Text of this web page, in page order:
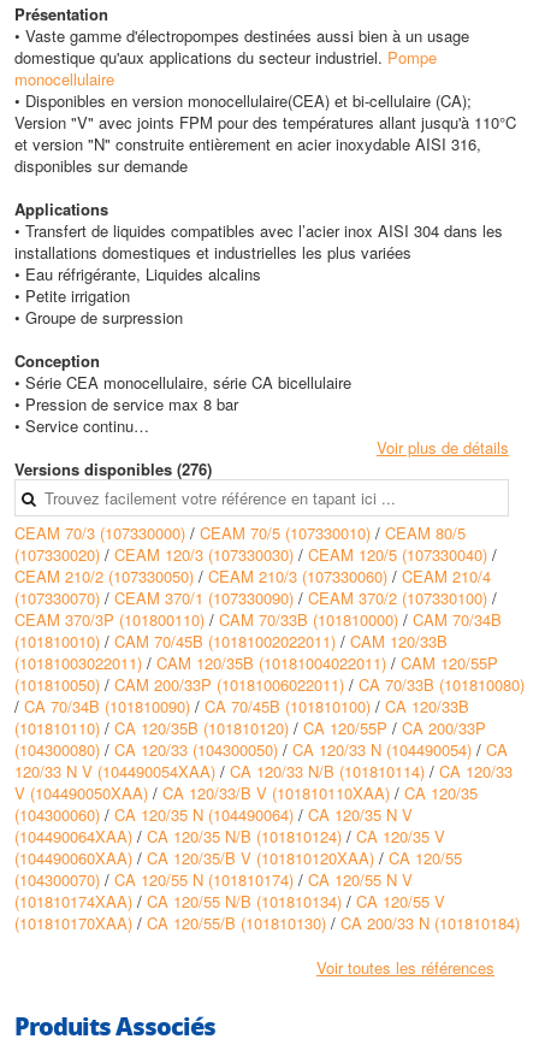
Présentation
• Vaste gamme d'électropompes destinées aussi bien à un usage
domestique qu'aux applications du secteur industriel. Pompe
monocellulaire
• Disponibles en version monocellulaire(CEA) et bi-cellulaire (CA);
Version "V" avec joints FPM pour des températures allant jusqu'à 110°C
et version "N" construite entièrement en acier inoxydable AISI 316,
disponibles sur demande
Applications
• Transfert de liquides compatibles avec l’acier inox AISI 304 dans les
installations domestiques et industrielles les plus variées
• Eau réfrigérante, Liquides alcalins
• Petite irrigation
• Groupe de surpression
Conception
• Série CEA monocellulaire, série CA bicellulaire
• Pression de service max 8 bar
• Service continu
• Température du liquide pompé de -10°C à 85°C (pour température
jusqu’à 110°C, utilisez les versions CEA-V et CA-V équipées de joints
OR en FPM)
• Moteur fermé avec ventilation externe, carcasse en alliage d’aluminium
• Versions:
- Monophasée 220-240 V 50 Hz. Condensateur et protection thermique
incorporés jusqu’à 1,5 kW
- Triphasée 220-240/380-415 V 50 Hz, protection à prévoir par l’utilisateur
• Puissances jusqu’à 3 kW
• Isolation Classe F
• Protection IP55
Caractéristiques techniques
• Alimentation : mono et triphasé 50 et 60 Hz
• Puissance : de 0,37 kW jusqu’à 3,00 kW
• Pression de service max: 8,0 bar
• Température du liquide de -10,0°C à 110,0°C
• Hauteur max (HMT) : 62 m
• Débit max : 31 m3/h
Voir plus de détails
Versions disponibles (276)
CEAM 70/3 (107330000) / CEAM 70/5 (107330010) / CEAM 80/5
(107330020) / CEAM 120/3 (107330030) / CEAM 120/5 (107330040) /
CEAM 210/2 (107330050) / CEAM 210/3 (107330060) / CEAM 210/4
(107330070) / CEAM 370/1 (107330090) / CEAM 370/2 (107330100) /
CEAM 370/3P (101800110) / CAM 70/33B (101810000) / CAM 70/34B
(101810010) / CAM 70/45B (10181002022011) / CAM 120/33B
(10181003022011) / CAM 120/35B (10181004022011) / CAM 120/55P
(101810050) / CAM 200/33P (10181006022011) / CA 70/33B (101810080)
/ CA 70/34B (101810090) / CA 70/45B (101810100) / CA 120/33B
(101810110) / CA 120/35B (101810120) / CA 120/55P / CA 200/33P
(104300080) / CA 120/33 (104300050) / CA 120/33 N (104490054) / CA
120/33 N V (104490054XAA) / CA 120/33 N/B (101810114) / CA 120/33
V (104490050XAA) / CA 120/33/B V (101810110XAA) / CA 120/35
(104300060) / CA 120/35 N (104490064) / CA 120/35 N V
(104490064XAA) / CA 120/35 N/B (101810124) / CA 120/35 V
(104490060XAA) / CA 120/35/B V (101810120XAA) / CA 120/55
(104300070) / CA 120/55 N (101810174) / CA 120/55 N V
(101810174XAA) / CA 120/55 N/B (101810134) / CA 120/55 V
(101810170XAA) / CA 120/55/B (101810130) / CA 200/33 N (101810184)
CA 200/33/B (101810140)/CA 200/33/B V
200/55 N (10181016422011)/
Voir toutes les références
Produits Associés